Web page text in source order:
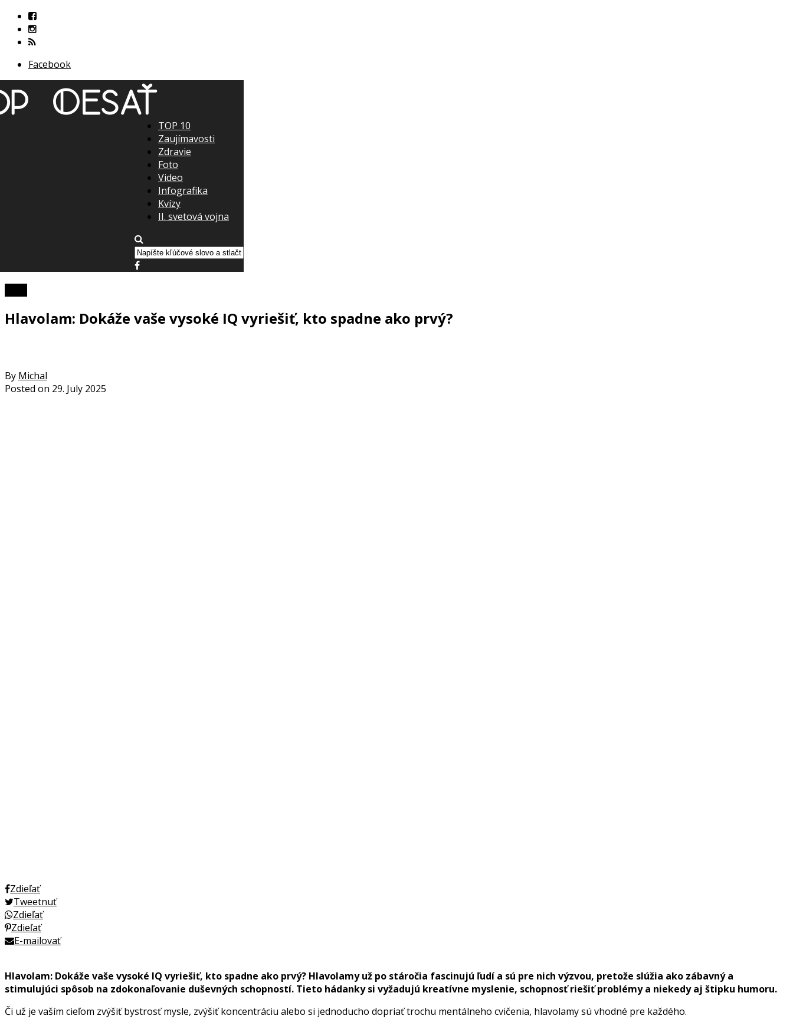
Facebook
TOP 10
Zaujímavosti
Zdravie
Foto
Video
Infografika
Kvízy
II. svetová vojna
Hlavolam: Dokáže vaše vysoké IQ vyriešiť, kto spadne ako prvý?
By Michal
Posted on 29. July 2025
Zdieľať
Tweetnuť
Zdieľať
Zdieľať
E-mailovať
Hlavolam: Dokáže vaše vysoké IQ vyriešiť, kto spadne ako prvý? Hlavolamy už po stáročia fascinujú ľudí a sú pre nich výzvou, pretože slúžia ako zábavný a
stimulujúci spôsob na zdokonaľovanie duševných schopností. Tieto hádanky si vyžadujú kreatívne myslenie, schopnosť riešiť problémy a niekedy aj štipku humoru.
Či už je vaším cieľom zvýšiť bystrosť mysle, zvýšiť koncentráciu alebo si jednoducho dopriať trochu mentálneho cvičenia, hlavolamy sú vhodné pre každého.